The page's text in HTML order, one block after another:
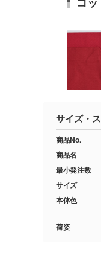
サイズ・
商品No.
商品名
最小発注数
サイズ
本体色
荷姿